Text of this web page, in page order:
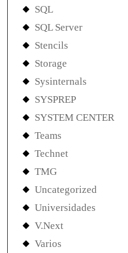
SQL
SQL Server
Stencils
Storage
Sysinternals
SYSPREP
SYSTEM CENTER
Teams
Technet
TMG
Uncategorized
Universidades
V.Next
Varios